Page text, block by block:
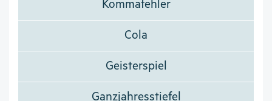
Kommafehler
Cola
Geisterspiel
Ganzjahresstiefel